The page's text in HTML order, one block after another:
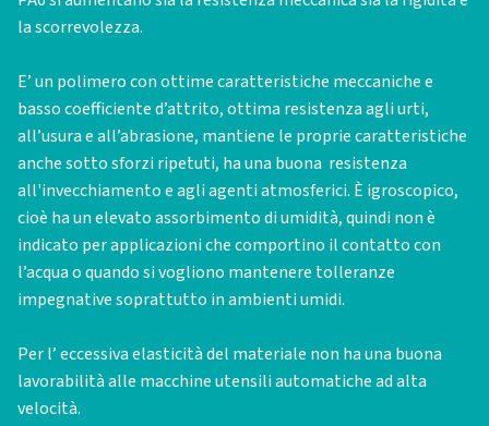
la scorrevolezza.
E’ un polimero con ottime caratteristiche meccaniche e
basso coefficiente d’attrito, ottima resistenza agli urti,
all’usura e all’abrasione, mantiene le proprie caratteristiche
anche sotto sforzi ripetuti, ha una buona resistenza
all'invecchiamento e agli agenti atmosferici. È igroscopico,
cioè ha un elevato assorbimento di umidità, quindi non è
indicato per applicazioni che comportino il contatto con
l’acqua o quando si vogliono mantenere tolleranze
impegnative soprattutto in ambienti umidi.
Per l’ eccessiva elasticità del materiale non ha una buona
lavorabilità alle macchine utensili automatiche ad alta
velocità.